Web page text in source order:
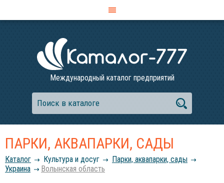
Международный каталог предприятий
ПАРКИ, АКВАПАРКИ, САДЫ
Каталог Культура и досуг
Парки, аквапарки, сады
Украина
Волынская область